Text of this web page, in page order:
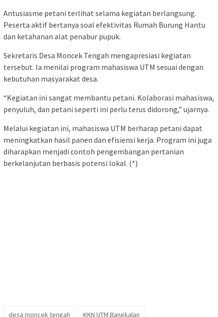
Antusiasme petani terlihat selama kegiatan berlangsung.
Peserta aktif bertanya soal efektivitas Rumah Burung Hantu
dan ketahanan alat penabur pupuk.
Sekretaris Desa Moncek Tengah mengapresiasi kegiatan
tersebut. Ia menilai program mahasiswa UTM sesuai dengan
kebutuhan masyarakat desa.
“Kegiatan ini sangat membantu petani. Kolaborasi mahasiswa,
penyuluh, dan petani seperti ini perlu terus didorong,” ujarnya.
Melalui kegiatan ini, mahasiswa UTM berharap petani dapat
meningkatkan hasil panen dan efisiensi kerja. Program ini juga
diharapkan menjadi contoh pengembangan pertanian
berkelanjutan berbasis potensi lokal. (*)
desa moncek tengah KKN UTM Bangkalan